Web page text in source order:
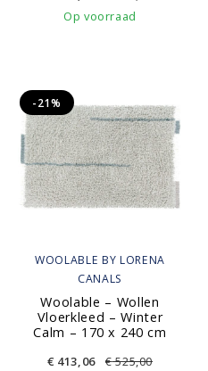
Op voorraad
WOOLABLE BY LORENA
CANALS
Woolable – Wollen
Vloerkleed – Winter
Calm – 170 x 240 cm
€ 413,06 €525,00
-21%